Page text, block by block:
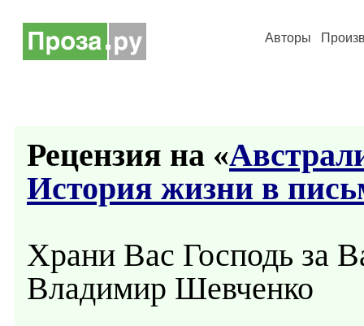
Авторы
Рецензия на «
История жизни в
Храни Вас Господь за
Владимир Шевченко